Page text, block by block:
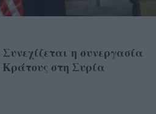
η συνεργασία
στη Συρία